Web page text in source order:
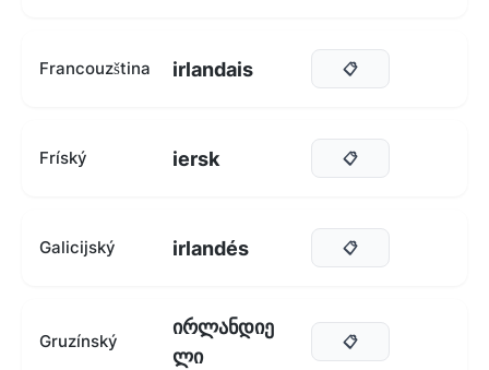
Francouzština irlandais 📋
Fríský iersk 📋
Galicijský irlandés 📋
Gruzínský
ირლანდიე
ლი
📋